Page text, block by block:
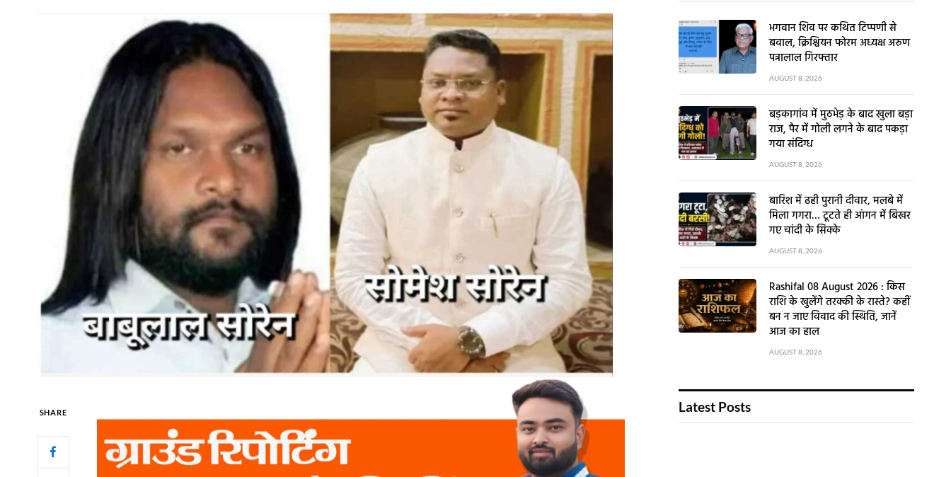
SHARE
भगवान शिव पर कथित टिप्पणी से
बवाल, क्रिश्चियन फोरम अध्यक्ष अरुण
पन्नालाल गिरफ्तार
AUGUST 8, 2026
बड़कागांव में मुठभेड़ के बाद खुला बड़ा
राज, पैर में गोली लगने के बाद पकड़ा
गया संदिग्ध
AUGUST 8, 2026
बारिश में ढही पुरानी दीवार, मलबे में
मिला गगरा… टूटते ही आंगन में बिखर
गए चांदी के सिक्के
AUGUST 8, 2026
Rashifal 08 August 2026 : किस
राशि के खुलेंगे तरक्की के रास्ते? कहीं
बन न जाए विवाद की स्थिति, जानें
आज का हाल
AUGUST 8, 2026
Latest Posts